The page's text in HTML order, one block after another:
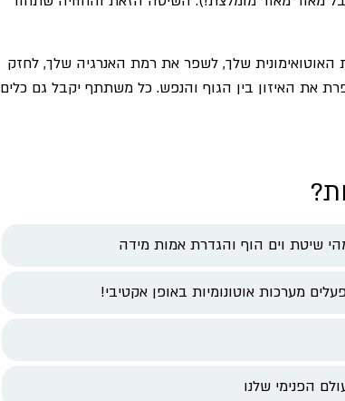
שלך, לשפר את רמת האנרגיה שלך, לחזק
את האיזון בין הגוף והנפש. כל משתתף יקבל גם כלים
מערכות אוטונומיות באופן אקטיבי!
הפנימי שלנו